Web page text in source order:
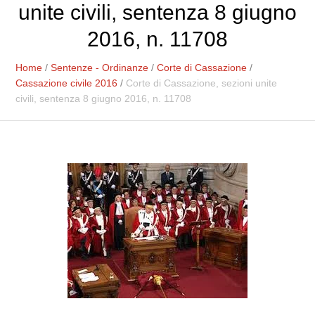
unite civili, sentenza 8 giugno
2016, n. 11708
Home /Sentenze - Ordinanze /Corte di Cassazione /
Cassazione civile 2016 / Corte di Cassazione, sezioni unite
civili, sentenza 8 giugno 2016, n. 11708